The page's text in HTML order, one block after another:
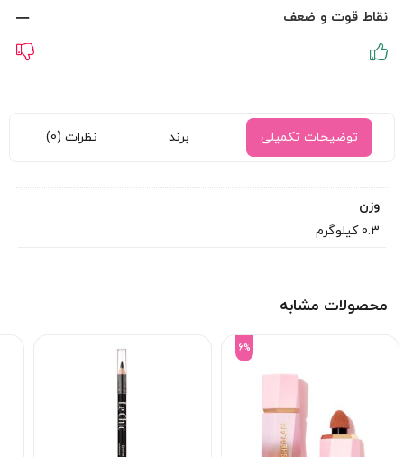
نقاط قوت و ضعف
توضیحات تکمیلی برند نظرات (0)
وزن
0.3 کیلوگرم
محصولات مشابه
6%